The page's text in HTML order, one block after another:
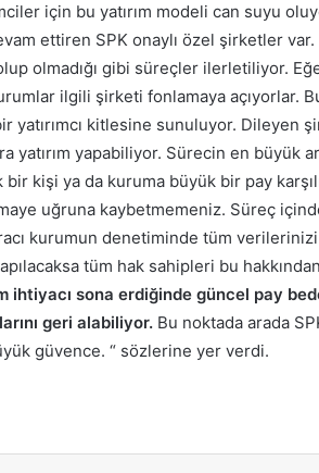
için bu yatırım modeli can suyu
ettiren SPK onaylı özel şirketler
olmadığı gibi süreçler ilerletiliyor.
ilgili şirketi fonlamaya açıyorlar.
yatırımcı kitlesine sunuluyor. Dileyen
yapabiliyor. Sürecin en büyük
kişi ya da kuruma büyük bir pay
uğruna kaybetmemeniz. Süreç
kurumun denetiminde tüm
tüm hak sahipleri bu hakkından
ihtiyacı sona erdiğinde güncel pay
geri alabiliyor. Bu noktada arada
güvence. “ sözlerine yer verdi.